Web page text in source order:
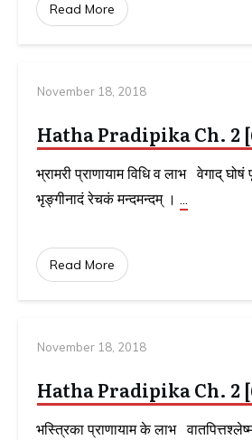
Read More
November 18, 2018
Hatha Pradipika Ch. 2
भ्रामरी प्राणायाम विधि व लाभ वेगाद्
भृङ्गीनादं रेचकं मन्दमन्दम् । ...
Read More
November 18, 2018
Hatha Pradipika Ch. 2
भस्त्रिका प्राणायाम के लाभ